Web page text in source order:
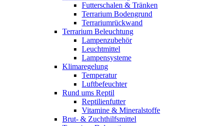
Futterschalen & Tränken
Terrarium Bodengrund
Terrariumrückwand
Terrarium Beleuchtung
Lampenzubehör
Leuchtmittel
Lampensysteme
Klimaregelung
Temperatur
Luftbefeuchter
Rund ums Reptil
Reptilienfutter
Vitamine & Mineralstoffe
Brut- & Zuchthilfsmittel